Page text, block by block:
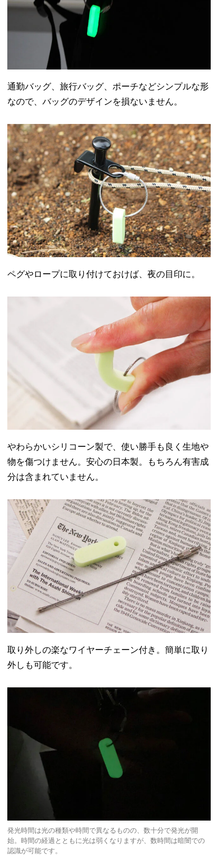
通勤バッグ、旅行バッグ、ポーチなどシンプルな形
なので、バッグのデザインを損ないません。
ペグやロープに取り付けておけば、夜の目印に。
やわらかいシリコーン製で、使い勝手も良く生地や
物を傷つけません。安心の日本製。もちろん有害成
分は含まれていません。
取り外しの楽なワイヤーチェーン付き。簡単に取り
外しも可能です。
発光時間は光の種類や時間で異なるものの、数十分で発光が開
始。時間の経過とともに光は弱くなりますが、数時間は暗闇での
認識が可能です。